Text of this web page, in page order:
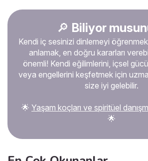
yatan daha derin
bir durum olabilir mi?
noktada
kavramı devreye
yazıda, megaloman
özelliklerini,
psikolojik
durumla başa çıkma
🔎 Biliyor
Kendi iç sesinizi dinlemeyi öğrenmek
anlamak, en doğru kararları
önemli! Kendi eğilimlerini, içsel
veya engellerini keşfetmek için
size iyi gelebilir.
🌟 Yaşam koçları ve spiritüel
🌟